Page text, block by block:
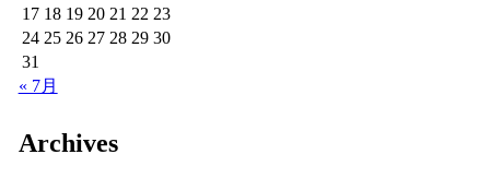
17 18 19 20 21 22 23
24 25 26 27 28 29 30
31
« 7月
Archives